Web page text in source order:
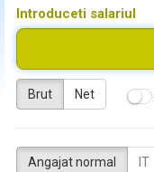
Introduceti salariul
Brut Net
Angajat normal IT